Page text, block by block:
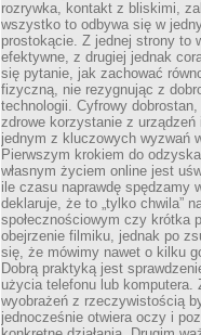
rozrywka, kontakt z bliskimi,
wszystko to odbywa się w
prostokącie. Z jednej strony to
efektywne, z drugiej jednak
się pytanie, jak zachować
fizyczną, nie rezygnując z
technologii. Cyfrowy
zdrowe korzystanie z
jednym z kluczowych wyzwań
Pierwszym krokiem do
własnym życiem online jest
ile czasu naprawdę spędzamy
deklaruje, że to „tylko chwila”
społecznościowym czy krótka
obejrzenie filmiku, jednak po
się, że mówimy nawet o kilku
Dobrą praktyką jest
użycia telefonu lub komputera.
wyobrażeń z rzeczywistością
jednocześnie otwiera oczy i